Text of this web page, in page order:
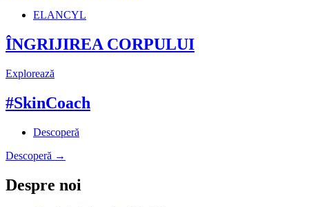
ELANCYL
ÎNGRIJIREA CORPULUI
Explorează
#SkinCoach
Descoperă
Descoperă →
Despre noi